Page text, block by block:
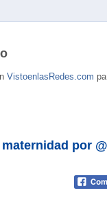
VistoenlasRedes.com
por